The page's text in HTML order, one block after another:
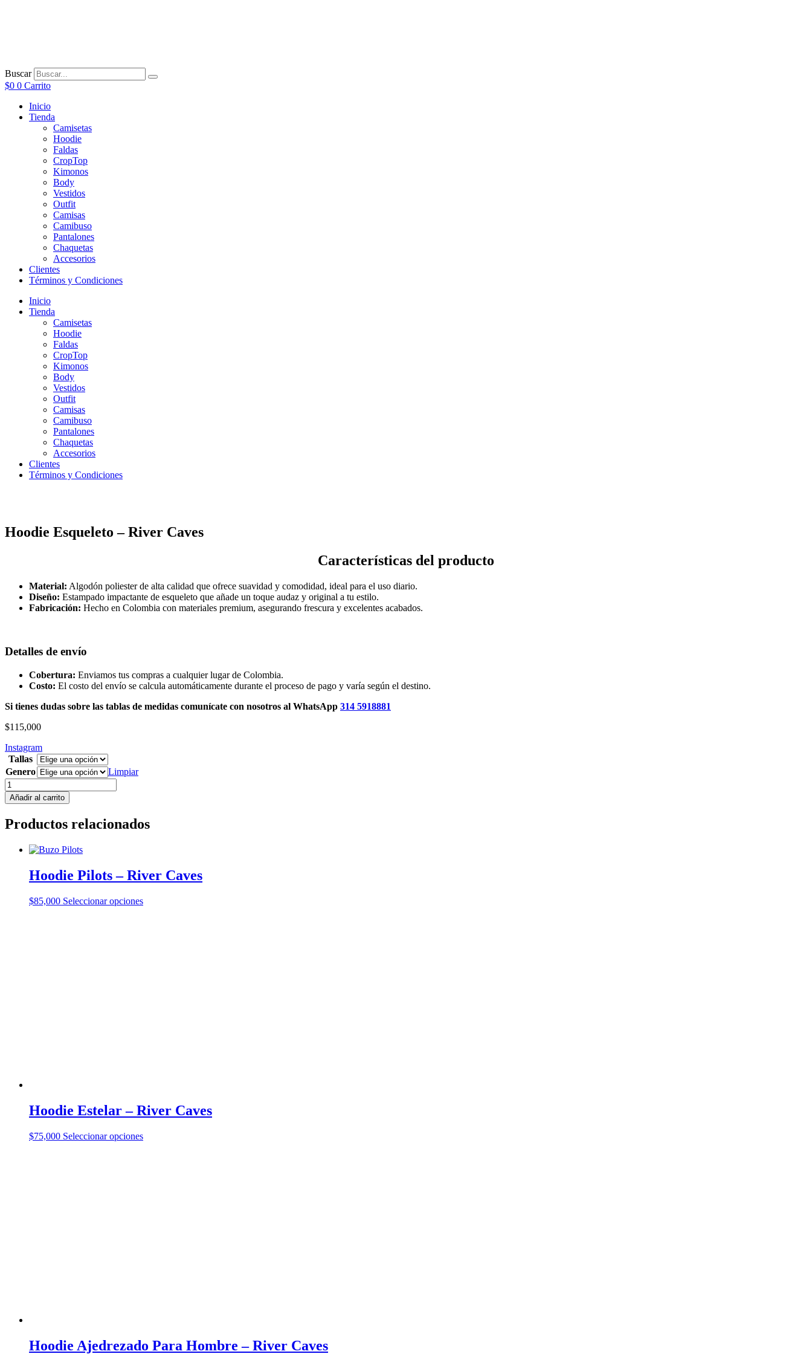
Buscar
$0 0 Carrito
Inicio
Tienda
Camisetas
Hoodie
Faldas
CropTop
Kimonos
Body
Vestidos
Outfit
Camisas
Camibuso
Pantalones
Chaquetas
Accesorios
Clientes
Términos y Condiciones
Inicio
Tienda
Camisetas
Hoodie
Faldas
CropTop
Kimonos
Body
Vestidos
Outfit
Camisas
Camibuso
Pantalones
Chaquetas
Accesorios
Clientes
Términos y Condiciones
Hoodie Esqueleto – River Caves
Características del producto
Material: Algodón poliester de alta calidad que ofrece suavidad y comodidad, ideal para el uso diario.
Diseño: Estampado impactante de esqueleto que añade un toque audaz y original a tu estilo.
Fabricación: Hecho en Colombia con materiales premium, asegurando frescura y excelentes acabados.
Detalles de envío
Cobertura: Enviamos tus compras a cualquier lugar de Colombia.
Costo: El costo del envío se calcula automáticamente durante el proceso de pago y varía según el destino.
Si tienes dudas sobre las tablas de medidas comunícate con nosotros al WhatsApp 314 5918881
$115,000
Instagram
Tallas
Genero
Limpiar
Hoodie
Esqueleto
-
Caves
Añadir al carrito
Productos relacionados
Hoodie Pilots – River Caves
$85,000 Seleccionar opcionesEste
Hoodie Estelar – River Caves
$75,000 Seleccionar opcionesEste
Hoodie Ajedrezado Para Hombre – River Caves